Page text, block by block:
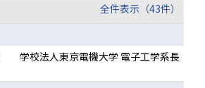
全件表示（43件）
学校法人東京電機大学 電子工学系長